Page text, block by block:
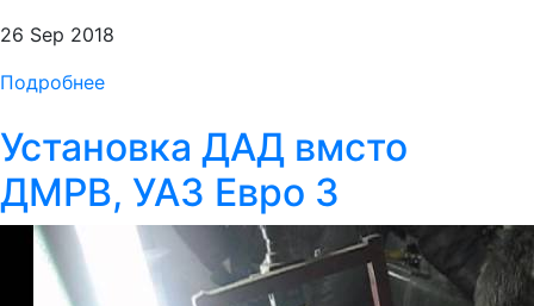
26 Sep 2018
Подробнее
Установка ДАД вмсто
ДМРВ, УАЗ Евро 3